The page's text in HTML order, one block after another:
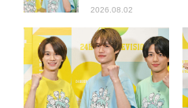
2026.08.02